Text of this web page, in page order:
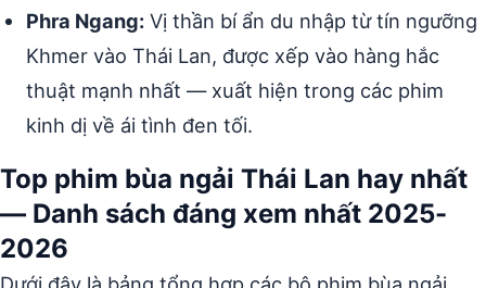
Phra Ngang: Vị thần bí ẩn du nhập từ tín ngưỡng
Khmer vào Thái Lan, được xếp vào hàng hắc
thuật mạnh nhất — xuất hiện trong các phim
kinh dị về ái tình đen tối.
Top phim bùa ngải Thái Lan hay nhất
— Danh sách đáng xem nhất 2025-
2026